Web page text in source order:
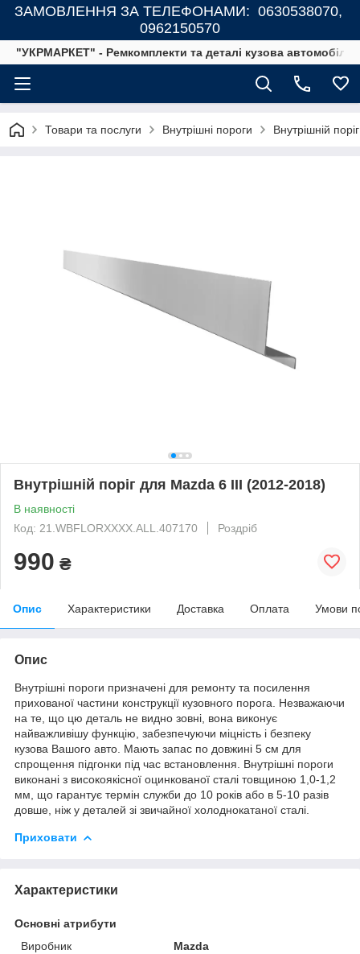
ЗАМОВЛЕННЯ ЗА ТЕЛЕФОНАМИ: 0630538070,
0962150570
"УКРМАРКЕТ" - Ремкомплекти та деталі кузова автомобілів
Товари та послуги Внутрішні пороги Внутрішній
Внутрішній поріг для Mazda 6 III (2012-2018)
В наявності
Код: 21.WBFLORXXXX.ALL.407170
Роздріб
990 ₴
Опис Характеристики Доставка Оплата Умови
Опис
Внутрішні пороги призначені для ремонту та посилення
прихованої частини конструкції кузовного порога. Незважаючи
на те, що цю деталь не видно зовні, вона виконує
найважливішу функцію, забезпечуючи міцність і безпеку
кузова Вашого авто. Мають запас по довжині 5 см для
спрощення підгонки під час встановлення. Внутрішні пороги
виконані з високоякісної оцинкованої сталі товщиною 1,0-1,2
мм, що гарантує термін служби до 10 років або в 5-10 разів
довше, ніж у деталей зі звичайної холоднокатаної сталі.
Приховати
Характеристики
Основні атрибути
Виробник
Mazda